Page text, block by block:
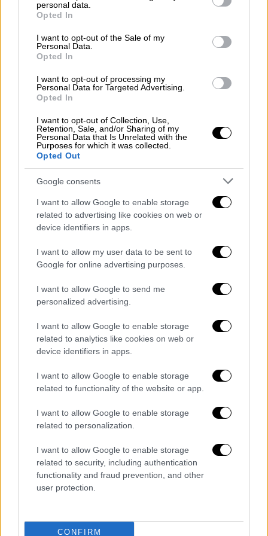
grant or deny consent to Google and its third-party tags to
use your data for below specified purposes in below Google
consent section.
personal data.
Opted In
I want to opt-out of the Sale of my
Personal Data.
Opted In
I want to opt-out of processing my
Personal Data for Targeted Advertising.
Opted In
I want to opt-out of Collection, Use,
Retention, Sale, and/or Sharing of my
Personal Data that Is Unrelated with the
Purposes for which it was collected.
Opted Out
Google consents
I want to allow Google to enable storage
related to advertising like cookies on web or
device identifiers in apps.
I want to allow my user data to be sent to
Google for online advertising purposes.
I want to allow Google to send me
personalized advertising.
I want to allow Google to enable storage
related to analytics like cookies on web or
device identifiers in apps.
I want to allow Google to enable storage
related to functionality of the website or app.
I want to allow Google to enable storage
related to personalization.
I want to allow Google to enable storage
related to security, including authentication
functionality and fraud prevention, and other
user protection.
CONFIRM
«Φορτώνουν και ξεφορτώνουν όλη
μέρα»
«Η επιχείρηση αυτή είναι ενεργή. Δουλεύει
πολύς κόσμος. Φορτώνουν και ξεφορτώνουν
συνέχεια και ξέρουμε πως είναι κυρίως
αποθήκη με καπνικά προϊόντα και
προμήθειας περιπτέρων και μίνι μάρκετ.
κύριος Μάκης ο οποίος δευτερόλεπτα πριν
βρίσκονταν στο μπαλκόνι του σπιτιού του
και μόλις είχε μπει μέσα για να κοιμηθεί.
Η καταστροφή του ισογείου στο κτίριο που τοποθετήθηκε
ο εκρηκτικός μηχανισμός είναι ολική
Καταστράφηκε συνεργείο